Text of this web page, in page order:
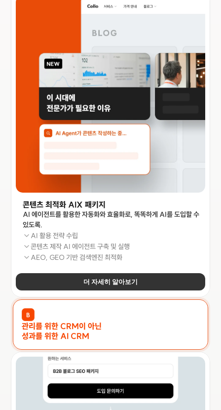
콘텐츠 최적화 AIX 패키지
AI 에이전트를 활용한 자동화와 효율화로, 똑똑하게 AI를 도입할 수
있도록.
AI 활용 전략 수립
콘텐츠 제작 AI 에이전트 구축 및 실행
AEO, GEO 기반 검색엔진 최적화
더 자세히 알아보기
B
관리를 위한 CRM이 아닌
성과를 위한 AI CRM